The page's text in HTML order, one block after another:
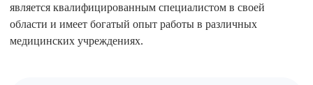
является квалифицированным специалистом в своей
области и имеет богатый опыт работы в различных
медицинских учреждениях.